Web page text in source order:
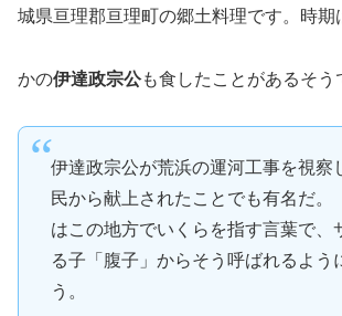
城県亘理郡亘理町の郷土料理です。時期
かの伊達政宗公も食したことがあるそう
伊達政宗公が荒浜の運河工事を視察
民から献上されたことでも有名だ。
はこの地方でいくらを指す言葉で、
る子「腹子」からそう呼ばれるよう
う。